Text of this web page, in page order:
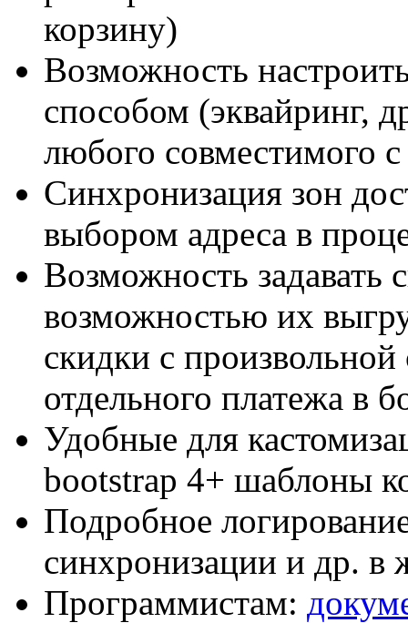
корзину)
Возможность
способом (эквайринг,
любого совместимого
Cинхронизация зон
выбором адреса в
Возможность задавать
возможностью их
скидки с
отдельного платежа в
Удобные для
bootstrap 4+ шаблоны
Подробное
синхронизации и др. в
Программистам: